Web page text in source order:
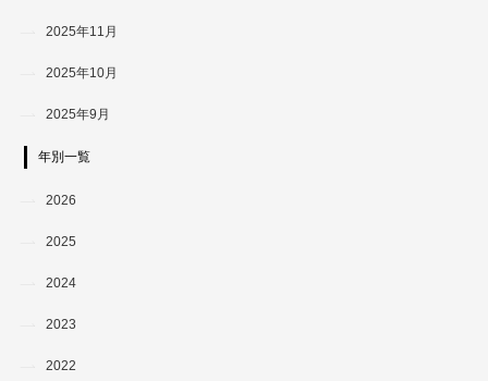
2025年11月
2025年10月
2025年9月
年別一覧
2026
2025
2024
2023
2022